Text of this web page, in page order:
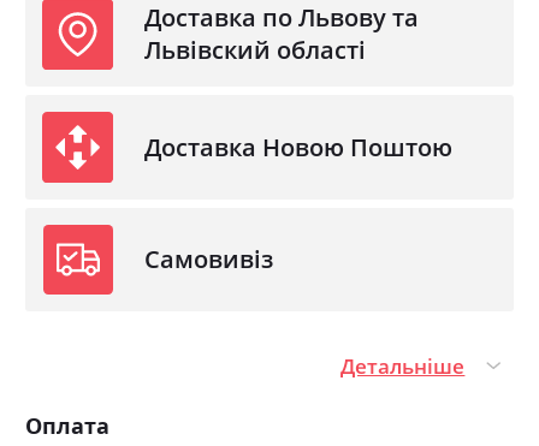
Доставка по Львову та
Львівский області
Доставка Новою Поштою
Самовивіз
Детальніше
Оплата